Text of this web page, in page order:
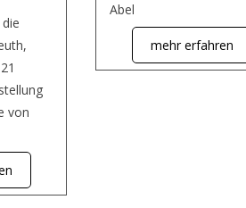
von
Abel
mehr erfahren